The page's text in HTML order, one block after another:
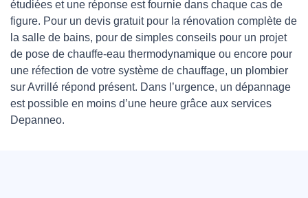
étudiées et une réponse est fournie dans chaque cas de
figure. Pour un devis gratuit pour la rénovation complète de
la salle de bains, pour de simples conseils pour un projet
de pose de chauffe-eau thermodynamique ou encore pour
une réfection de votre système de chauffage, un plombier
sur Avrillé répond présent. Dans l’urgence, un dépannage
est possible en moins d’une heure grâce aux services
Depanneo.